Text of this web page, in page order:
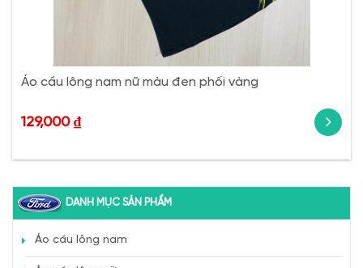
Áo cầu lông nam nữ màu đen phối vàng
129,000 ₫
DANH MỤC SẢN PHẨM
Áo cầu lông nam